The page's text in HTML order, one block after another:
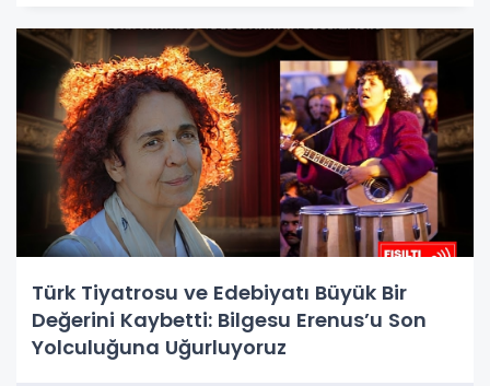
Türk Tiyatrosu ve Edebiyatı Büyük Bir
Değerini Kaybetti: Bilgesu Erenus’u Son
Yolculuğuna Uğurluyoruz